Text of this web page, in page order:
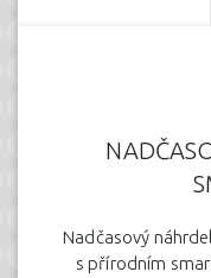
Nadčasový
s přírodním